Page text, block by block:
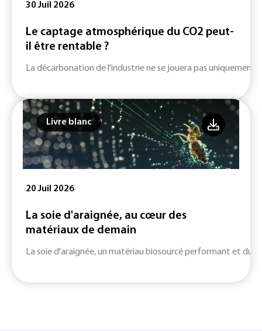
30 Juil 2026
Le captage atmosphérique du CO2 peut-
il être rentable ?
La décarbonation de l'industrie ne se jouera pas uniquement
Livre blanc
20 Juil 2026
La soie d'araignée, au cœur des
matériaux de demain
La soie d'araignée, un matériau biosourcé performant et